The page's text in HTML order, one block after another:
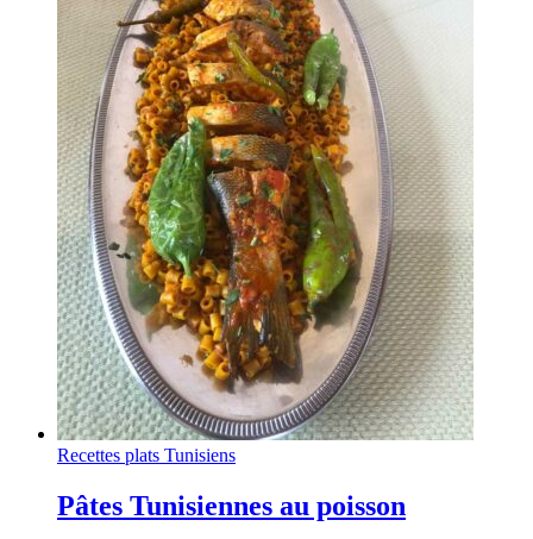
Recettes plats Tunisiens
Pâtes Tunisiennes au poisson